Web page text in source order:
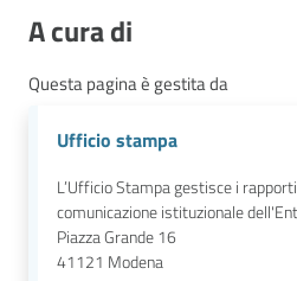
A cura di
Questa pagina è gestita da
Ufficio stampa
L’Ufficio Stampa gestisce i
comunicazione istituzionale
Piazza Grande 16
41121 Modena